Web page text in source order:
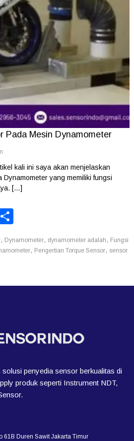
Pada Mesin Dynamometer
kali ini saya akan menjelaskan
yang memiliki fungsi
[…]
Email
, Dynamometer, dynamometer adalah , Fungsi
, Pengertian Torque Sensor, sensor
penyedia sensor berkualitas di
produk seperti Instrument NDT,
61B Duren Sawit Jakarta Timur